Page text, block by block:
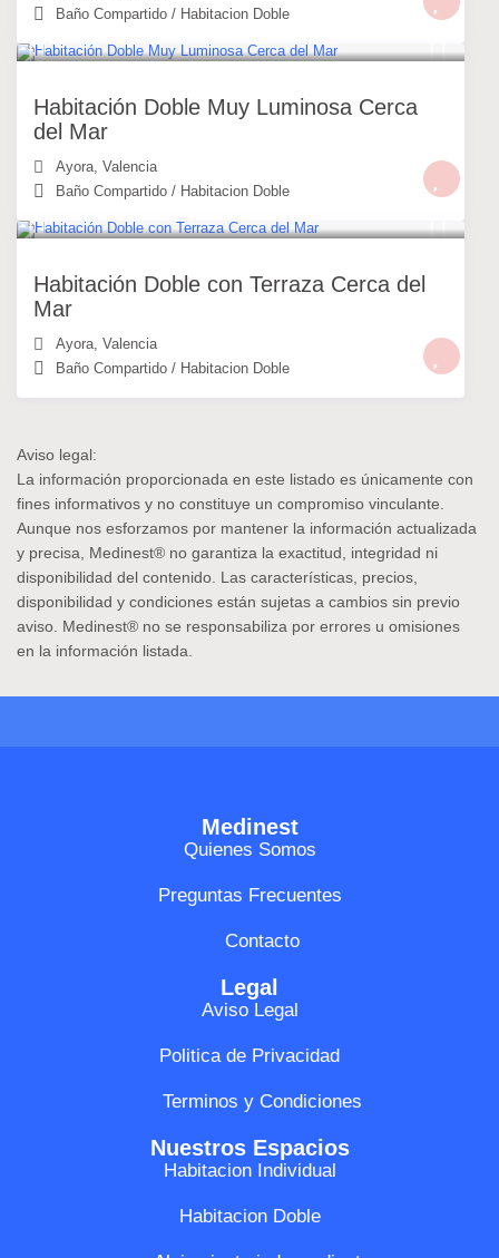
Baño Compartido / Habitacion Doble
Habitación Doble Muy Luminosa Cerca
del Mar
Ayora,Valencia
Baño Compartido / Habitacion Doble
Habitación Doble con Terraza Cerca del
Mar
Ayora,Valencia
Baño Compartido / Habitacion Doble
Aviso legal:
La información proporcionada en este listado es únicamente con
fines informativos y no constituye un compromiso vinculante.
Aunque nos esforzamos por mantener la información actualizada
y precisa, Medinest® no garantiza la exactitud, integridad ni
disponibilidad del contenido. Las características, precios,
disponibilidad y condiciones están sujetas a cambios sin previo
aviso. Medinest® no se responsabiliza por errores u omisiones
en la información listada.
Medinest
Quienes Somos
Preguntas Frecuentes
Contacto
Legal
Aviso Legal
Politica de Privacidad
Terminos y Condiciones
Nuestros Espacios
Habitacion Individual
Habitacion Doble